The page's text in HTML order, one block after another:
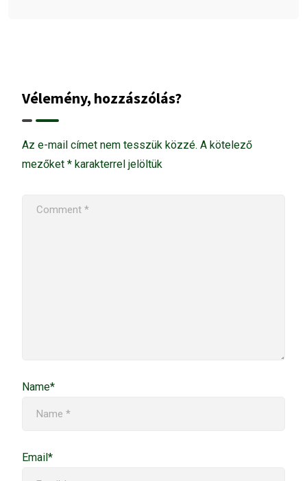
Vélemény, hozzászólás?
Az e-mail címet nem tesszük közzé. A kötelező
mezőket * karakterrel jelöltük
Name*
Email*